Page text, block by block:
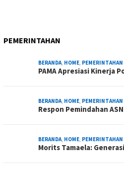
PEMERINTAHAN
BERANDA, HOME, PEMERINTAHAN
PAMA Apresiasi Kinerja
BERANDA, HOME, PEMERINTAHAN
Respon Pemindahan
BERANDA, HOME, PEMERINTAHAN
Morits Tamaela: